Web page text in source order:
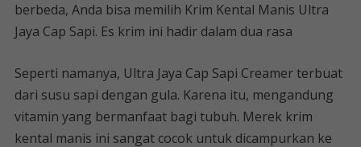
berbeda, Anda bisa memilih Krim Kental Manis Ultra
Jaya Cap Sapi. Es krim ini hadir dalam dua rasa
Seperti namanya, Ultra Jaya Cap Sapi Creamer terbuat
dari susu sapi dengan gula. Karena itu, mengandung
vitamin yang bermanfaat bagi tubuh. Merek krim
kental manis ini sangat cocok untuk dicampurkan ke